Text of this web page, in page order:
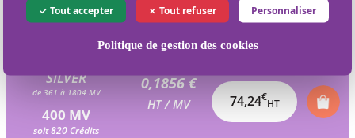
Tout accepter Tout refuser Personnaliser
Politique de gestion des cookies
de 181 à 360 MV
soit 410 Crédits
HT / MV 38,78€
HT
SILVER
de 361 à 1804 MV
400 MV
soit 820 Crédits
0,1856 €
HT / MV 74,24€
HT